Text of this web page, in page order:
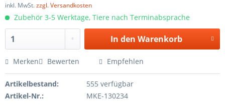
inkl. MwSt.zzgl. Versandkosten
Zubehör 3-5 Werktage, Tiere nach Terminabsprache
In den Warenkorb
Merken Bewerten Empfehlen
Artikelbestand:
555 verfügbar
Artikel-Nr.:
MKE-130234